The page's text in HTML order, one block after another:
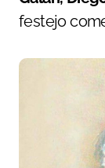
festejo